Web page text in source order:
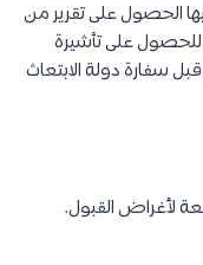
الحصول على تقرير من
للحصول على تأشيرة
سفارة دولة الابتعاث
لأغراض القبول.